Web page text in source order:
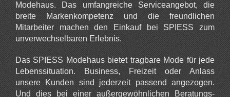
Modehaus. Das umfangreiche Serviceangebot, die
breite Markenkompetenz und die freundlichen
Mitarbeiter machen den Einkauf bei SPIESS zum
unverwechselbaren Erlebnis.
Das SPIESS Modehaus bietet tragbare Mode für jede
Lebenssituation. Business, Freizeit oder Anlass
unsere Kunden sind jederzeit passend angezogen.
Und dies bei einer außergewöhnlichen Beratungs-